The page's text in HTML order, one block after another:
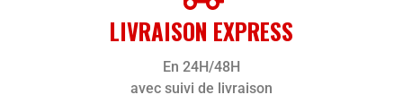
LIVRAISON EXPRESS
En 24H/48H
avec suivi de livraison